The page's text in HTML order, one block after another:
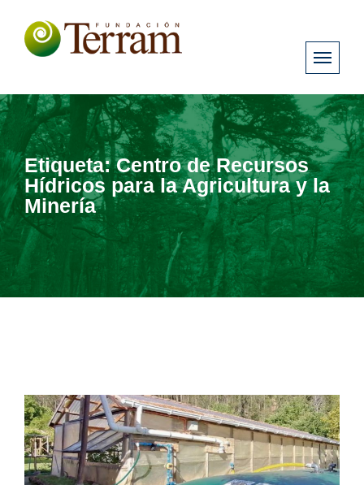
Etiqueta:Centro de Recursos
Hídricos para la Agricultura y la
Minería